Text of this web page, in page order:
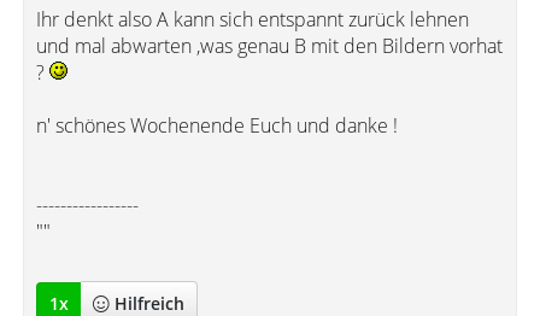
Ihr denkt also A kann sich entspannt zurück lehnen
und mal abwarten ,was genau B mit den Bildern vorhat
?
n' schönes Wochenende Euch und danke !
-----------------
""
1x Hilfreich